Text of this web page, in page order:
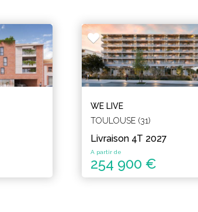
WE LIVE
TOULOUSE (31)
Livraison 4T 2027
A partir de
254 900 €